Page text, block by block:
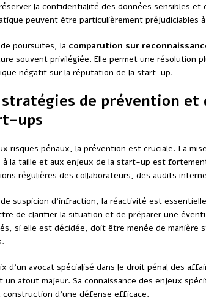
la confidentialité des données sensibles et
peuvent être particulièrement préjudiciables
de poursuites, la comparution sur
souvent privilégiée. Elle permet une résolution
négatif sur la réputation de la start-up.
stratégies de prévention et
ups
risques pénaux, la prévention est cruciale. La
à la taille et aux enjeux de la start-up est
régulières des collaborateurs, des audits
de suspicion d’infraction, la réactivité est
de clarifier la situation et de préparer une
si elle est décidée, doit être menée de manière
d’un avocat spécialisé dans le droit pénal des
un atout majeur. Sa connaissance des enjeux
construction d’une défense efficace.